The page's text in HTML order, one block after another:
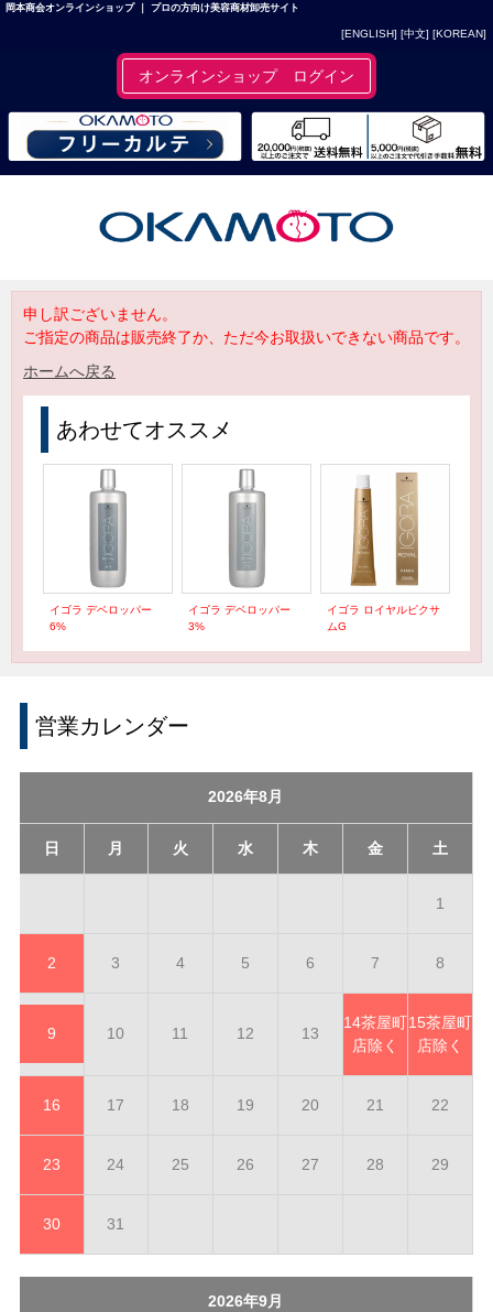
岡本商会オンラインショップ ｜ プロの方向け美容商材卸売サイト
[ENGLISH] [中文] [KOREAN]
オンラインショップ ログイン
申し訳ございません。
ご指定の商品は販売終了か、ただ今お取扱いできない商品です。
ホームへ戻る
あわせてオススメ
イゴラ デベロッパー
6%
イゴラ デベロッパー
3%
イゴラ ロイヤルピクサ
ムG
営業カレンダー
2026年8月
日 月 火 水 木 金 土
1
2 3 4 5 6 7 8
9 10 11 12 13
14茶屋町
店除く
15茶屋町
店除く
16 17 18 19 20 21 22
23 24 25 26 27 28 29
30 31
2026年9月